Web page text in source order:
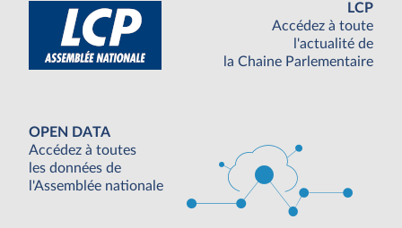
LCP
Accédez à toute
l'actualité de
la Chaine Parlementaire
OPEN DATA
Accédez à toutes
les données de
l'Assemblée nationale